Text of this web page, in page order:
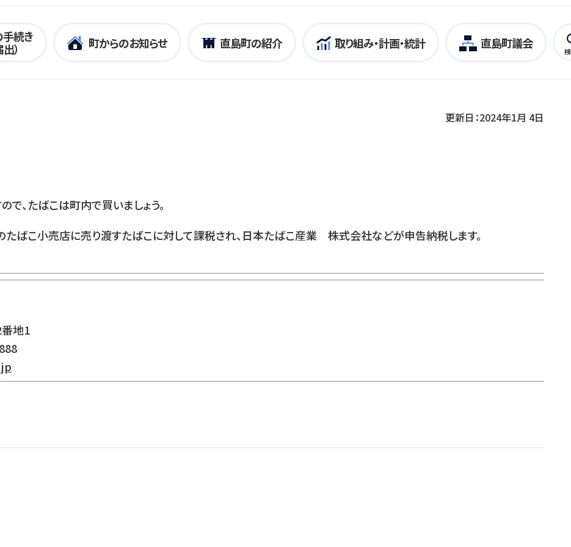
続き
）
町からのお知らせ 直島町の紹介 取り組み・計画・統計 直島町議会
更新日：2024年1月 4日
で、たばこは町内で買いましょう。
ばこ小売店に売り渡すたばこに対して課税され、日本たばこ産業 株式会社などが申告納税します。
地1